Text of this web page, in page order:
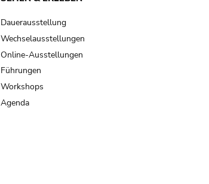
Dauerausstellung
Wechselausstellungen
Online-Ausstellungen
Führungen
Workshops
Agenda